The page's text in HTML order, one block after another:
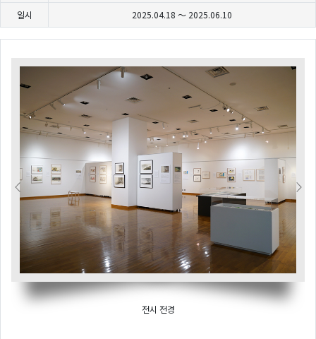
일시 2025.04.18 ～ 2025.06.10
전시 전경
Previous Next